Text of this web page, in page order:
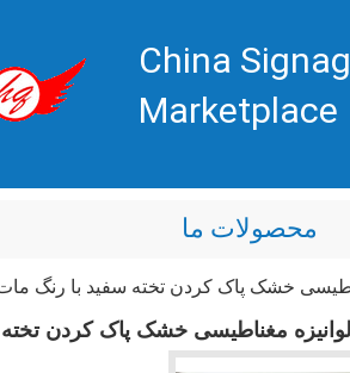
China
Marketplace
محصولات ما
خشک پاک کردن تخته سفید با رنگ
مغناطیسی خشک پاک کردن